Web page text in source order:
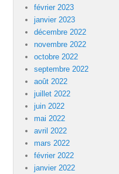
février 2023
janvier 2023
décembre 2022
novembre 2022
octobre 2022
septembre 2022
août 2022
juillet 2022
juin 2022
mai 2022
avril 2022
mars 2022
février 2022
janvier 2022